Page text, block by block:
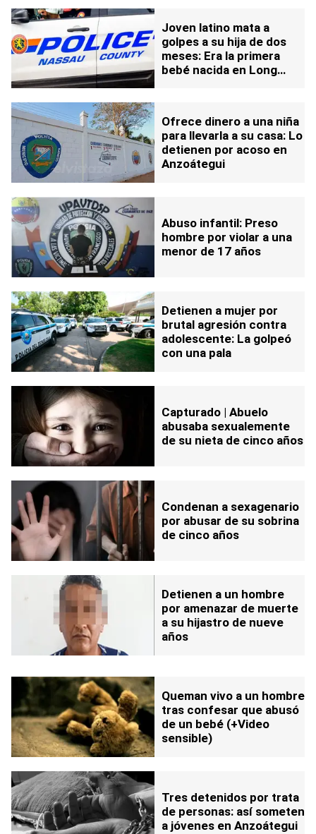
Joven latino mata a
golpes a su hija de dos
meses: Era la primera
bebé nacida en Long
Ofrece dinero a una niña
para llevarla a su casa: Lo
detienen por acoso en
Anzoátegui
Abuso infantil: Preso
hombre por violar a una
menor de 17 años
Detienen a mujer por
brutal agresión contra
adolescente: La golpeó
con una pala
Capturado | Abuelo
abusaba sexualemente
de su nieta de cinco años
Condenan a sexagenario
por abusar de su sobrina
de cinco años
Detienen a un hombre
por amenazar de muerte
a su hijastro de nueve
años
Queman vivo a un hombre
tras confesar que abusó
de un bebé (+Video
sensible)
Tres detenidos por trata
de personas: así someten
a jóvenes en Anzoátegui